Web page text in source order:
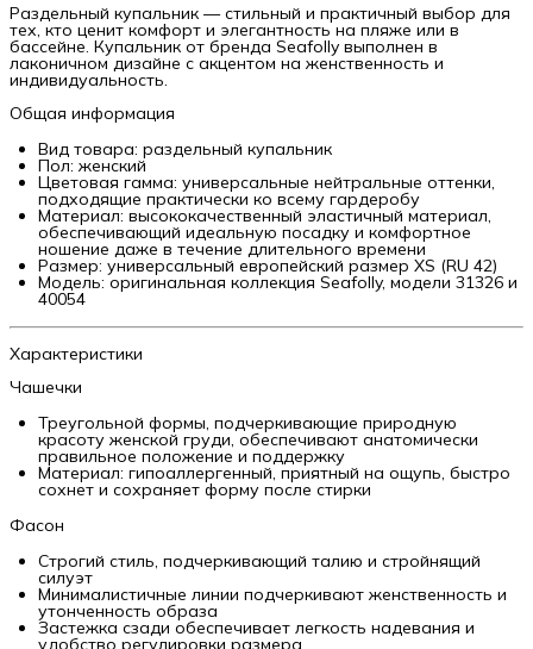
Раздельный купальник — стильный и практичный выбор для
тех, кто ценит комфорт и элегантность на пляже или в
бассейне. Купальник от бренда Seafolly выполнен в
лаконичном дизайне с акцентом на женственность и
индивидуальность.
Общая информация
Вид товара: раздельный купальник
Пол: женский
Цветовая гамма: универсальные нейтральные оттенки,
подходящие практически ко всему гардеробу
Материал: высококачественный эластичный материал,
обеспечивающий идеальную посадку и комфортное
ношение даже в течение длительного времени
Размер: универсальный европейский размер XS (RU 42)
Модель: оригинальная коллекция Seafolly, модели 31326 и
40054
Характеристики
Чашечки
Треугольной формы, подчеркивающие природную
красоту женской груди, обеспечивают анатомически
правильное положение и поддержку
Материал: гипоаллергенный, приятный на ощупь, быстро
сохнет и сохраняет форму после стирки
Фасон
Строгий стиль, подчеркивающий талию и стройнящий
силуэт
Минималистичные линии подчеркивают женственность и
утонченность образа
Застежка сзади обеспечивает легкость надевания и
удобство регулировки размера